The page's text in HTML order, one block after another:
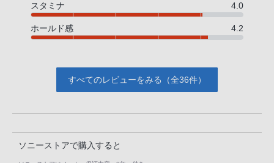
スタミナ 4.0
ホールド感 4.2
すべてのレビューをみる（全36件）
ソニーストアで購入すると